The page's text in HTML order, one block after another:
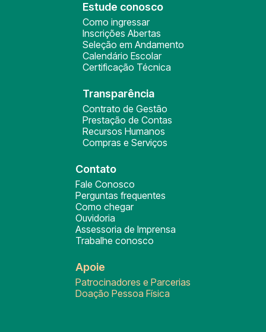
Estude conosco
Como ingressar
Inscrições Abertas
Seleção em Andamento
Calendário Escolar
Certificação Técnica
Transparência
Contrato de Gestão
Prestação de Contas
Recursos Humanos
Compras e Serviços
Contato
Fale Conosco
Perguntas frequentes
Como chegar
Ouvidoria
Assessoria de Imprensa
Trabalhe conosco
Apoie
Patrocinadores e Parcerias
Doação Pessoa Física